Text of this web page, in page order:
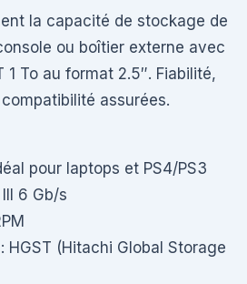
la capacité de stockage de
ou boîtier externe avec
1 To au format 2.5″. Fiabilité,
assurées.
pour laptops et PS4/PS3
6 Gb/s
HGST (Hitachi Global Storage